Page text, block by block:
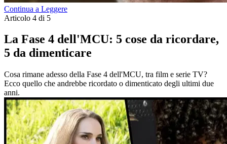
Continua a Leggere
Articolo 4 di 5
La Fase 4 dell'MCU: 5 cose da ricordare,
5 da dimenticare
Cosa rimane adesso della Fase 4 dell'MCU, tra film e serie TV?
Ecco quello che andrebbe ricordato o dimenticato degli ultimi due
anni.